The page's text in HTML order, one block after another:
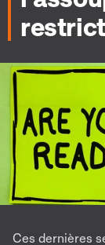
Ces dernières